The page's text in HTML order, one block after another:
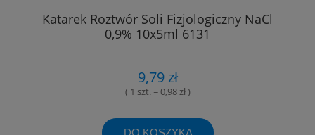
Katarek Roztwór Soli Fizjologiczny NaCl
0,9% 10x5ml 6131
9,79 zł
( 1 szt. = 0,98 zł )
DO KOSZYKA